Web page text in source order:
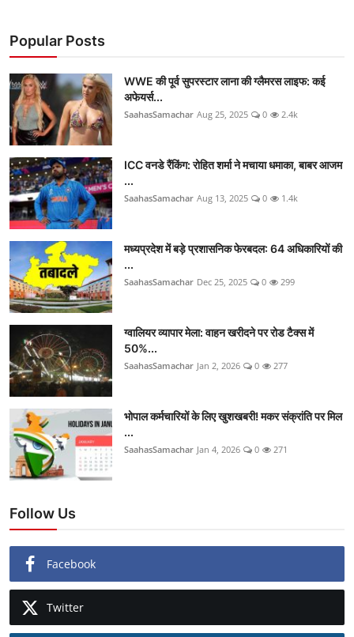
Popular Posts
WWE की पूर्व सुपरस्टार लाना की ग्लैमरस लाइफ: कई
अफेयर्स...
SaahasSamachar Aug 25, 2025 0 2.4k
ICC वनडे रैंकिंग: रोहित शर्मा ने मचाया धमाका, बाबर आजम
...
SaahasSamachar Aug 13, 2025 0 1.4k
मध्यप्रदेश में बड़े प्रशासनिक फेरबदल: 64 अधिकारियों की
...
SaahasSamachar Dec 25, 2025 0 299
ग्वालियर व्यापार मेला: वाहन खरीदने पर रोड टैक्स में
50%...
SaahasSamachar Jan 2, 2026 0 277
भोपाल कर्मचारियों के लिए खुशखबरी! मकर संक्रांति पर मिल
...
SaahasSamachar Jan 4, 2026 0 271
Follow Us
Facebook
Twitter